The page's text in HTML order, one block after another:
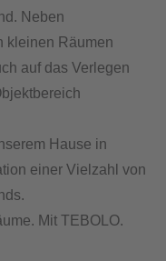
Neben
kleinen Räumen
auf das Verlegen
Hause in
einer Vielzahl von
Mit TEBOLO.